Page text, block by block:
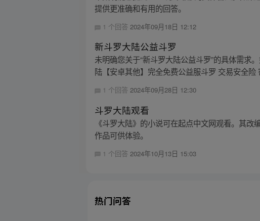
提供更准确和有用的回答。
1 个回答2024年09月18日 12:12
新斗罗大陆公益斗罗
未明确您关于“新斗罗大陆公益斗罗”的具体需求
陆【安卓其他】完全免费公益服斗罗 交易安全险
1 个回答2024年09月28日 12:30
斗罗大陆观看
《斗罗大陆》的小说可在起点中文网观看。其
作品可供体验。
1 个回答 2024年10月13日 15:03
热门问答